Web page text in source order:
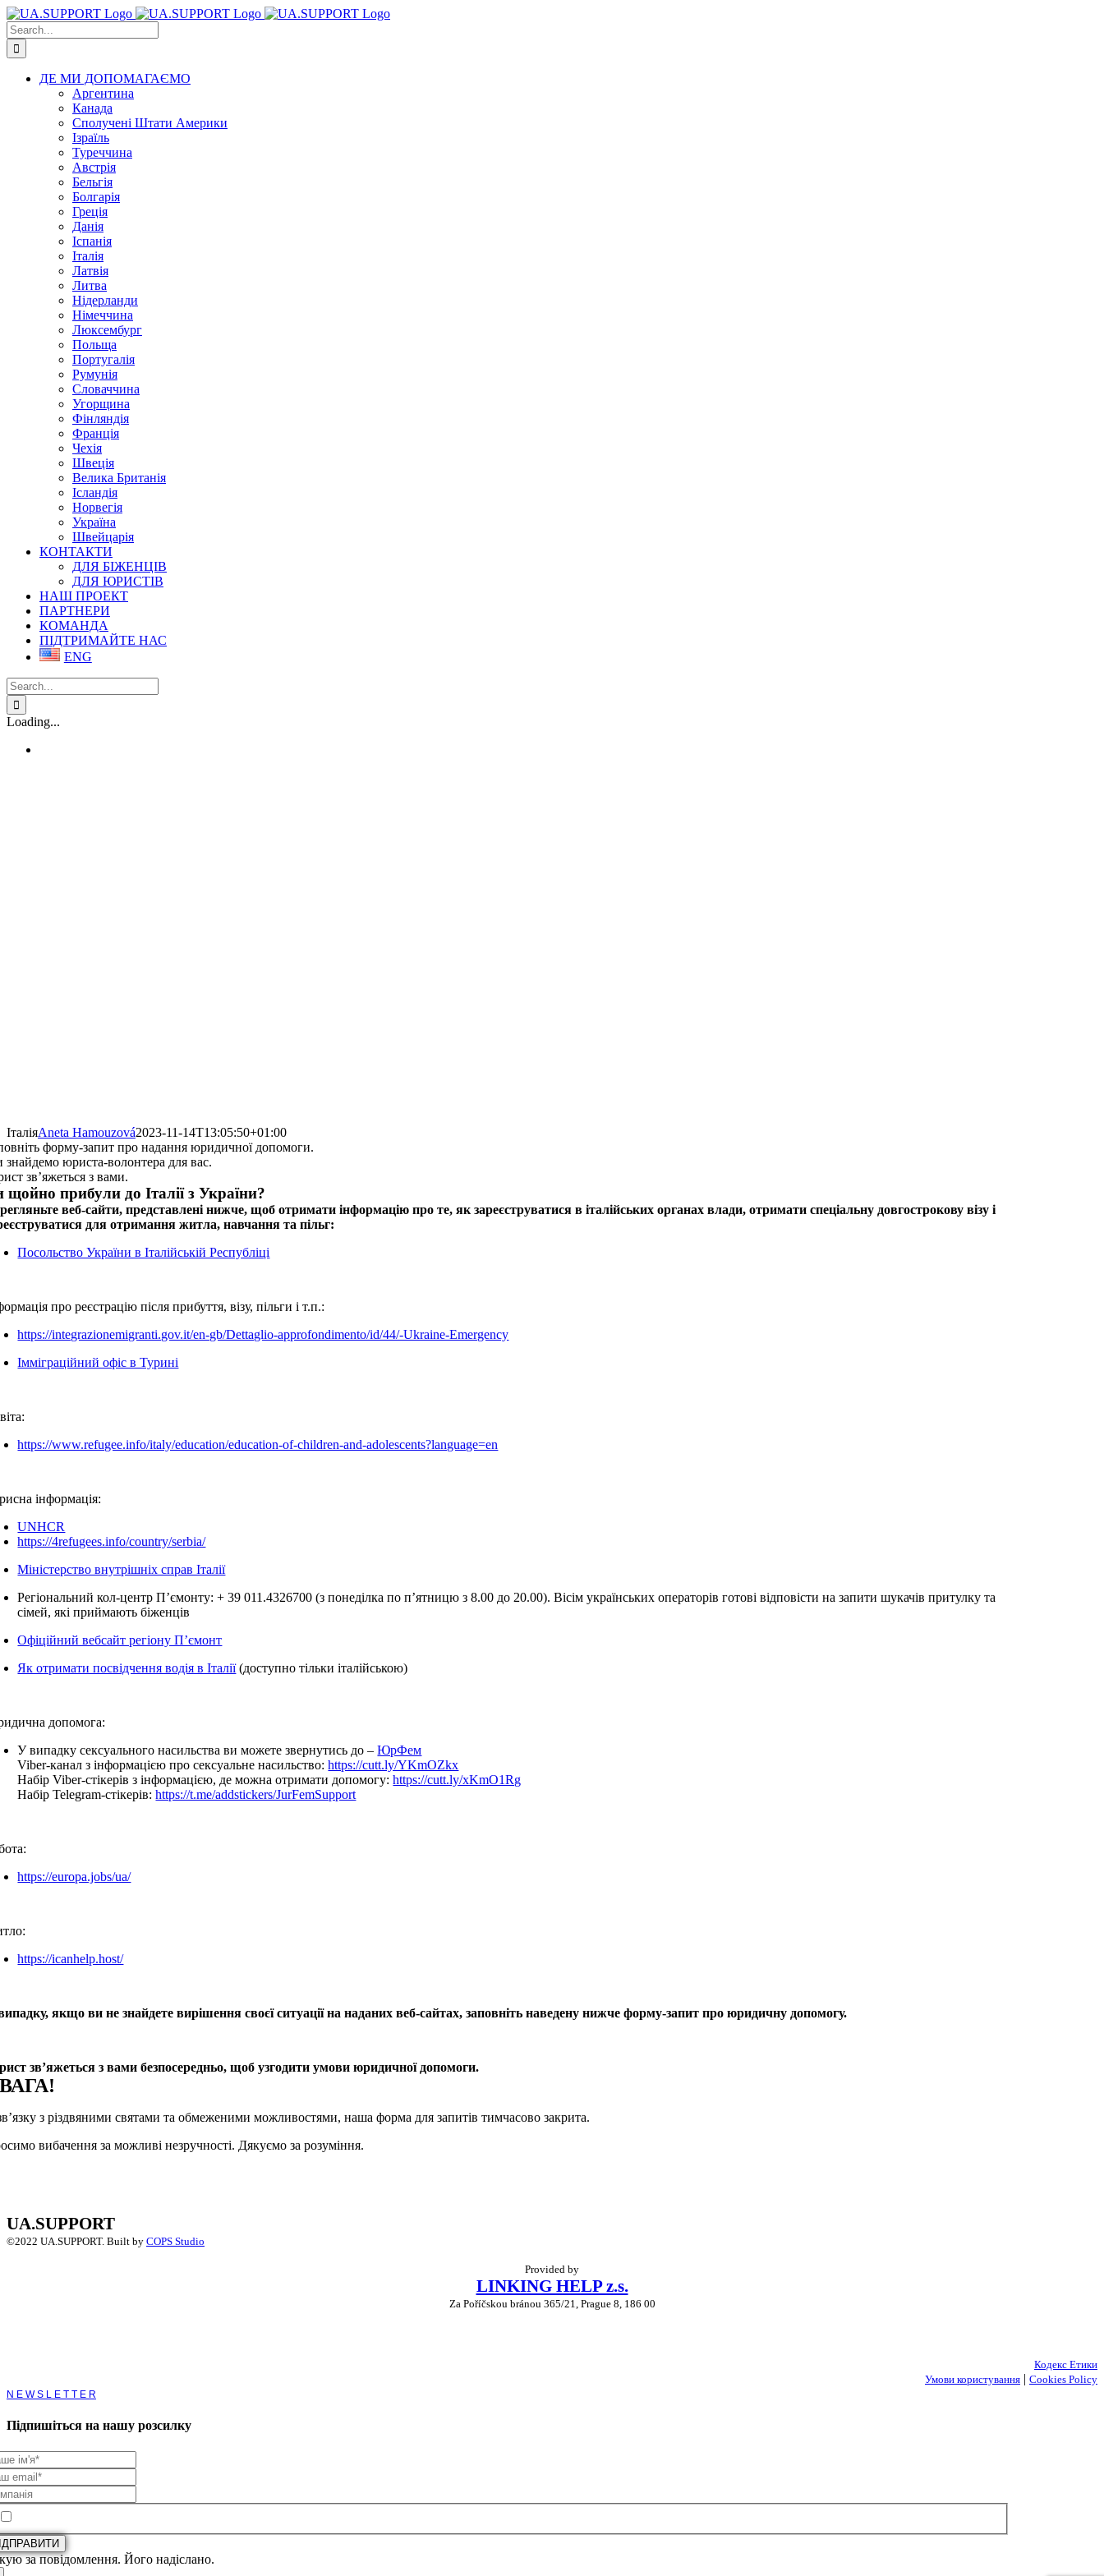
Skip
to
content
Search
for:
ДЕ МИ ДОПОМАГАЄМО
Аргентина
Канада
Сполучені Штати Америки
Ізраїль
Туреччина
Австрія
Бельгія
Болгарія
Греція
Данія
Іспанія
Італія
Латвія
Литва
Нідерланди
Німеччина
Люксембург
Польща
Португалія
Румунія
Словаччина
Угорщина
Фінляндія
Франція
Чехія
Швеція
Велика Британія
Ісландія
Норвегія
Україна
Швейцарія
КОНТАКТИ
ДЛЯ БІЖЕНЦІВ
ДЛЯ ЮРИСТІВ
НАШ ПРОЕКТ
ПАРТНЕРИ
КОМАНДА
ПІДТРИМАЙТЕ НАС
ENG
Search
for:
Loading...
ІталіяAneta Hamouzová2023-11-14T13:05:50+01:00
форму-запит про надання юридичної допомоги.
юриста-волонтера для вас.
зв’яжеться з вами.
щойно прибули до Італії з України?
веб-сайти, представлені нижче, щоб отримати інформацію про те, як зареєструватися в італійських органах влади, отримати спеціальну довгострокову візу і
для отримання житла, навчання та пільг:
Посольство України в Італійській Республіці
про реєстрацію після прибуття, візу, пільги і т.п.:
https://integrazionemigranti.gov.it/en-gb/Dettaglio-approfondimento/id/44/-Ukraine-Emergency
Імміграційний офіс в Турині
https://www.refugee.info/italy/education/education-of-children-and-adolescents?language=en
інформація:
UNHCR
https://4refugees.info/country/serbia/
Міністерство внутрішніх справ Італії
Регіональний кол-центр П’ємонту: + 39 011.4326700 (з понеділка по п’ятницю з 8.00 до 20.00). Вісім українських операторів готові відповісти на запити шукачів притулку та
сімей, які приймають біженців
Офіційний вебсайт регіону П’ємонт
Як отримати посвідчення водія в Італії(доступно тільки італійською)
допомога:
У випадку сексуального насильства ви можете звернутись до –ЮрФем
Viber-канал з інформацією про сексуальне насильство:https://cutt.ly/YKmOZkx
Набір Viber-стікерів з інформацією, де можна отримати допомогу:https://cutt.ly/xKmO1Rg
Набір Telegram-стікерів:https://t.me/addstickers/JurFemSupport
https://europa.jobs/ua/
https://icanhelp.host/
якщо ви не знайдете вирішення своєї ситуації на наданих веб-сайтах, заповніть наведену нижче форму-запит про юридичну допомогу.
зв’яжеться з вами безпосередньо, щоб узгодити умови юридичної допомоги.
з різдвяними святами та обмеженими можливостями, наша форма для запитів тимчасово закрита.
вибачення за можливі незручності. Дякуємо за розуміння.
UA.SUPPORT
©2022 UA.SUPPORT. Built by COPS Studio
Provided by
LINKING HELP z.s.
Za Poříčskou bránou 365/21, Prague 8, 186 00
Кодекс Етики
Умови користування | Cookies Policy
Toggle
Bar
Area
Підпишіться на нашу розсилку
за повідомлення. Його надіслано.